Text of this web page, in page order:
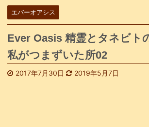
エバーオアシス
Ever Oasis 精霊とタネビト
私がつまずいた所02
2017年7月30日 2019年5月7日